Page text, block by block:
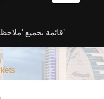
قائمة بجميع 'ملاحظات وسيط الفوركس قطر'